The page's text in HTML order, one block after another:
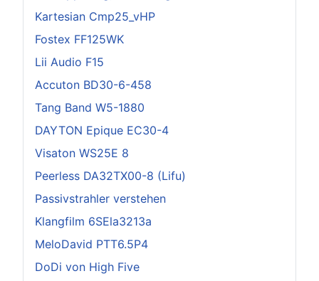
Kartesian Cmp25_vHP
Fostex FF125WK
Lii Audio F15
Accuton BD30-6-458
Tang Band W5-1880
DAYTON Epique EC30-4
Visaton WS25E 8
Peerless DA32TX00-8 (Lifu)
Passivstrahler verstehen
Klangfilm 6SEla3213a
MeloDavid PTT6.5P4
DoDi von High Five